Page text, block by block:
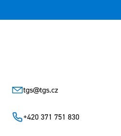
tgs@tgs.cz
+420 371 751 830